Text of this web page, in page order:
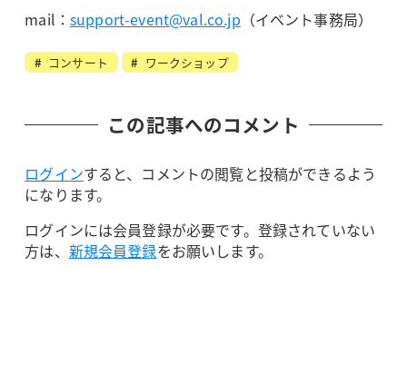
mail： support-event@val.co.jp （イベント事務局）
コンサート ワークショップ
この記事へのコメント
ログインすると、コメントの閲覧と投稿ができるよう
になります。
ログインには会員登録が必要です。登録されていない
方は、 新規会員登録をお願いします。